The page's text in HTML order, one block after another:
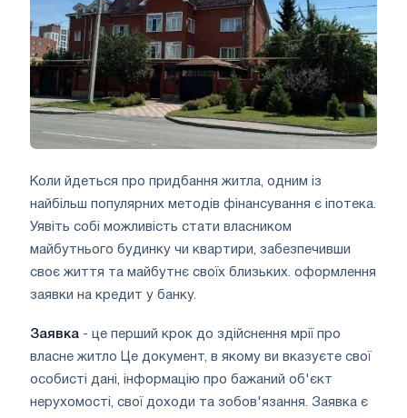
Коли йдеться про придбання житла, одним із
найбільш популярних методів фінансування є іпотека.
Уявіть собі можливість стати власником
майбутнього будинку чи квартири, забезпечивши
своє життя та майбутнє своїх близьких. оформлення
заявки на кредит у банку.
Заявка - це перший крок до здійснення мрії про
власне житло Це документ, в якому ви вказуєте свої
особисті дані, інформацію про бажаний об'єкт
нерухомості, свої доходи та зобов'язання. Заявка є